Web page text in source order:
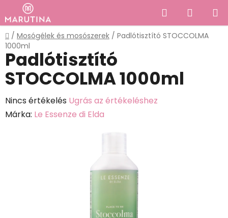
Ugrás
fő
tartalomhoz
KeresésKOSÁR
Kezdőlap
/ Mosógélek és mosószerek / Padlótisztító STOCCOLMA
1000ml
Padlótisztító
STOCCOLMA 1000ml
A
termék
Nincs értékelés Ugrás az értékeléshez
Márka: Le Essenze di Elda